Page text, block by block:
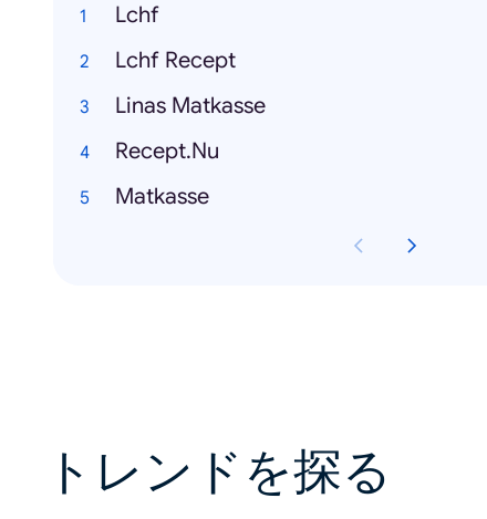
Lchf
Lchf Recept
Linas Matkasse
Recept.Nu
Matkasse
トレンドを探る